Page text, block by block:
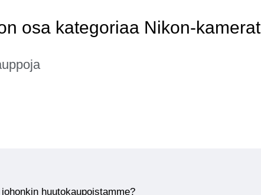
osa kategoriaa Nikon-kamerat
huutokaupoistamme?